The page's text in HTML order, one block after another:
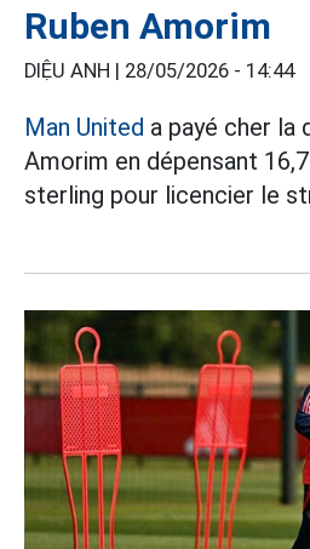
Ruben Amorim
DIỆU ANH | 28/05/2026 - 14:44
Man United a payé cher la
Amorim en dépensant
sterling pour licencier le